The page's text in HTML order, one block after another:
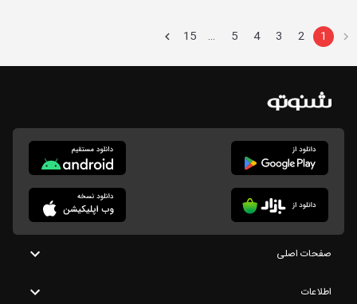
1
2
3
4
5
…
15
صفحات اصلی
اطلاعات